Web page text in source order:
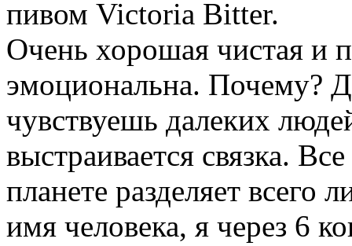
пивом Victoria Bitter.
Очень хорошая чистая и
эмоциональна. Почему?
чувствуешь далеких
выстраивается связка.
планете разделяет всего
имя человека, я через 6